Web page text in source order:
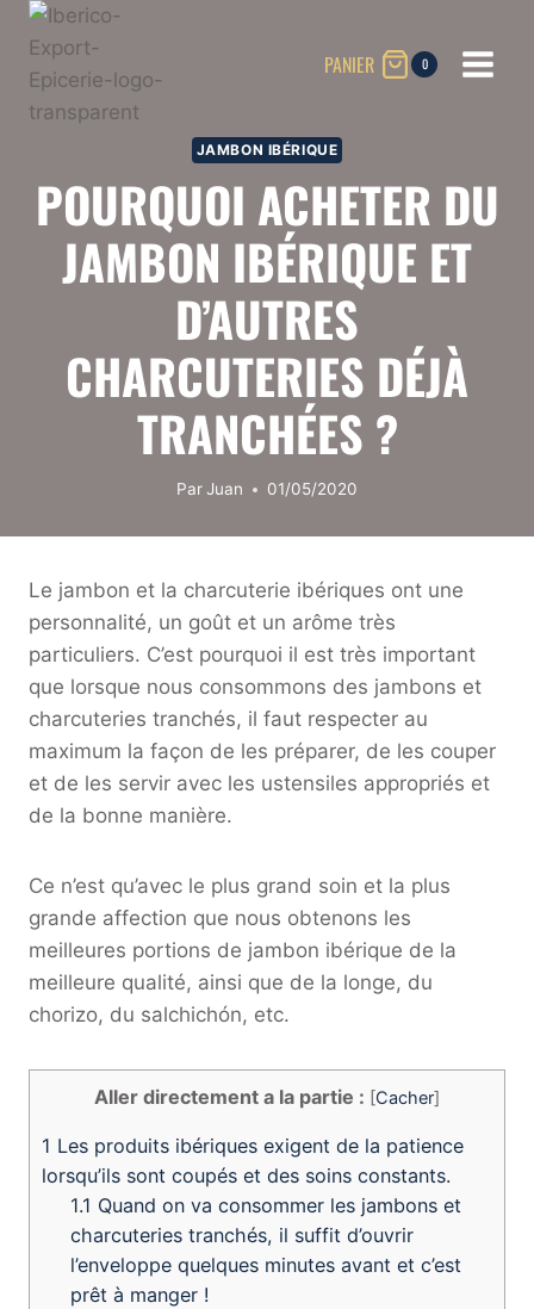
Aller
contenu
PANIER 0
JAMBON IBÉRIQUE
POURQUOI ACHETER DU
JAMBON IBÉRIQUE ET
D’AUTRES
CHARCUTERIES DÉJÀ
TRANCHÉES ?
ParJuan 01/05/2020
Le jambon et la charcuterie ibériques ont une
personnalité, un goût et un arôme très
particuliers. C’est pourquoi il est très important
que lorsque nous consommons des jambons et
charcuteries tranchés, il faut respecter au
maximum la façon de les préparer, de les couper
et de les servir avec les ustensiles appropriés et
de la bonne manière.
Ce n’est qu’avec le plus grand soin et la plus
grande affection que nous obtenons les
meilleures portions de jambon ibérique de la
meilleure qualité, ainsi que de la longe, du
chorizo, du salchichón, etc.
Aller directement a la partie : [Cacher]
1 Les produits ibériques exigent de la patience
lorsqu’ils sont coupés et des soins constants.
1.1 Quand on va consommer les jambons et
charcuteries tranchés, il suffit d’ouvrir
l’enveloppe quelques minutes avant et c’est
prêt à manger !